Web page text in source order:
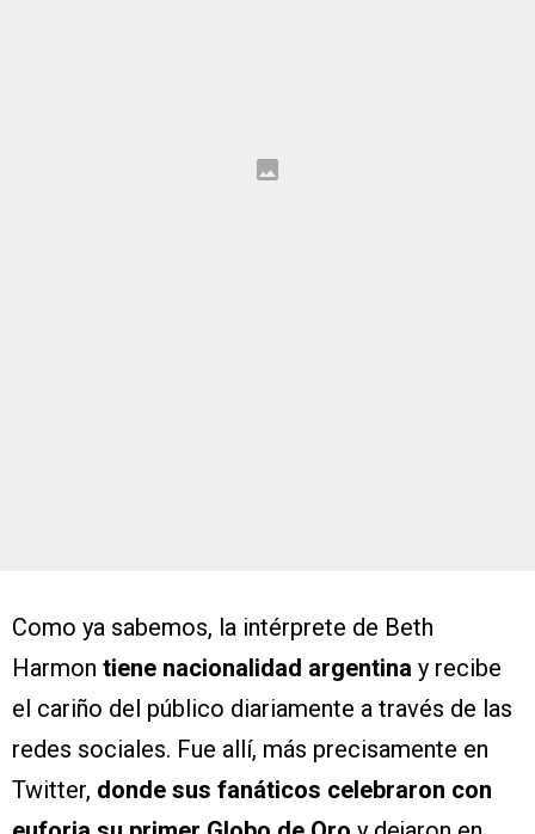
Como ya sabemos, la intérprete de Beth
Harmon tiene nacionalidad argentina y recibe
el cariño del público diariamente a través de las
redes sociales. Fue allí, más precisamente en
Twitter, donde sus fanáticos celebraron con